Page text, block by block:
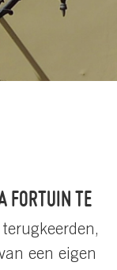
FORTUIN TE
een eigen